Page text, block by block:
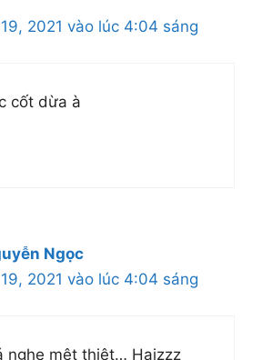
2021 vào lúc 4:04 sáng
cốt dừa à
Ngọc
2021 vào lúc 4:04 sáng
nghe mệt thiệt… Haizzz